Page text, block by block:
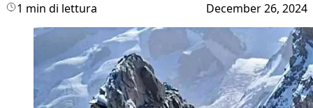
1 min di lettura December 26, 2024